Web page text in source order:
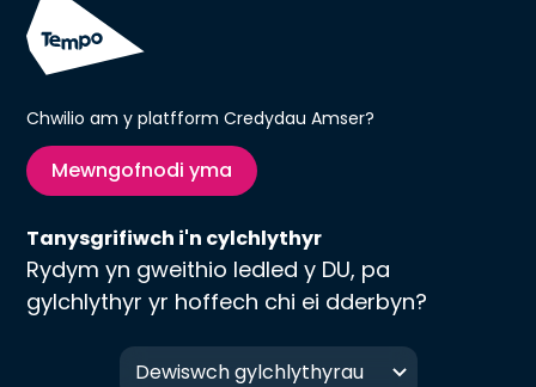
Chwilio am y platfform Credydau Amser?
Mewngofnodi yma
Tanysgrifiwch i'n cylchlythyr
Rydym yn gweithio ledled y DU, pa
gylchlythyr yr hoffech chi ei dderbyn?
Dewiswch gylchlythyrau